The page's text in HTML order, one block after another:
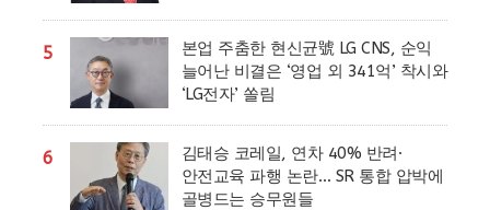
5
본업 주춤한 현신균號 LG CNS, 순익
늘어난 비결은 ‘영업 외 341억’ 착시와
‘LG전자’ 쏠림
6
김태승 코레일, 연차 40% 반려·
안전교육 파행 논란… SR 통합 압박에
골병드는 승무원들